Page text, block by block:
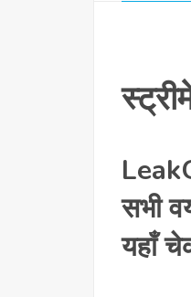
सभी
यहाँ